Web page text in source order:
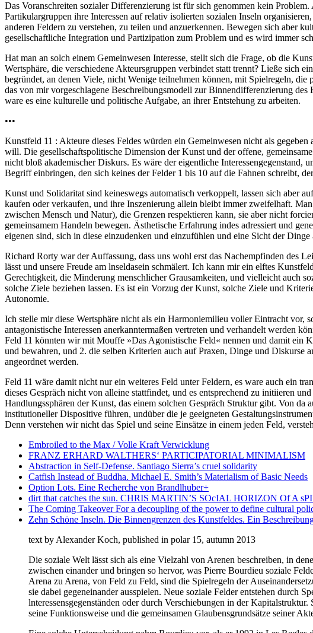
Das Voranschreiten sozialer Differenzierung ist für sich genommen kein
Partikulargruppen ihre Interessen auf relativ isolierten sozialen Inseln
anderen Feldern zu verstehen, zu teilen und anzuerkennen. Bewegen sich aber
gesellschaftliche Integration und Partizipation zum Problem und es wird immer
Hat man an solch einem Gemeinwesen Interesse, stellt sich die Frage, ob die
Wertsphäre, die verschiedene Akteursgruppen verbindet statt trennt? Ließe sich
begründet, an denen Viele, nicht Wenige teilnehmen können, mit Spielregeln,
das von mir vorgeschlagene Beschreibungsmodell zur Binnendifferenzierung
ware es eine kulturelle und politische Aufgabe, an ihrer Entstehung zu arbeiten.
•••
Kunstfeld 11 : Akteure dieses Feldes würden ein Gemeinwesen nicht als
will. Die gesellschaftspolitische Dimension der Kunst und der offene,
nicht bloß akademischer Diskurs. Es wäre der eigentliche
Begriff einbringen, den sich keines der Felder 1 bis 10 auf die Fahnen schreibt,
Kunst und Solidaritat sind keineswegs automatisch verkoppelt, lassen sich aber
kaufen oder verkaufen, und ihre Inszenierung allein bleibt immer zweifelhaft.
zwischen Mensch und Natur), die Grenzen respektieren kann, sie aber nicht
gemeinsamem Handeln bewegen. Ästhetische Erfahrung indes adressiert und
eigenen sind, sich in diese einzudenken und einzufühlen und eine Sicht der
Richard Rorty war der Auffassung, dass uns wohl erst das Nachempfinden des
lässt und unsere Freude am lnseldasein schmälert. Ich kann mir ein elftes
Gerechtigkeit, die Minderung menschlicher Grausamkeiten, und vielleicht auch
solche Ziele beziehen lassen. Es ist ein Vorzug der Kunst, solche Ziele und
Autonomie.
Ich stelle mir diese Wertsphäre nicht als ein Harmoniemilieu voller Eintracht vor,
antagonistische Interessen anerkanntermaßen vertreten und verhandelt werden
Feld 11 könnten wir mit Mouffe »Das Agonistische Feld« nennen und damit ein
und bewahren, und 2. die selben Kriterien auch auf Praxen, Dinge und Diskurse
angeordnet werden.
Feld 11 wäre damit nicht nur ein weiteres Feld unter Feldern, es ware auch ein
dieses Gespräch nicht von alleine stattfindet, und es entsprechend zu initiieren
Handlungssphären der Kunst, das einem solchen Gespräch Struktur gibt. Von
institutioneller Dispositive führen, undüber die je geeigneten
Denn verstehen wir nicht das Spiel und seine Einsätze in einem jeden Feld,
Embroiled to the Max / Volle Kraft Verwicklung
FRANZ ERHARD WALTHERS‘ PARTICIPATORIAL MINIMALISM
Abstraction in Self-Defense. Santiago Sierra’s cruel solidarity
Catfish Instead of Buddha. Michael E. Smith’s Materialism of Basic Needs
Option Lots. Eine Recherche von Brandlhuber+
dirt that catches the sun. CHRIS MARTIN’S SOcIAL HORIZON Of A
The Coming Takeover For a decoupling of the power to define cultural
Zehn Schöne Inseln. Die Binnengrenzen des Kunstfeldes. Ein
text by Alexander Koch, published in polar 15, autumn 2013
Die soziale Welt lässt sich als eine Vielzahl von Arenen beschreiben, in
zwischen einander und bringen so hervor, was Pierre Bourdieu soziale
Arena zu Arena, von Feld zu Feld, sind die Spielregeln der
sie dabei gegeneinander ausspielen. Neue soziale Felder entstehen durch
lnteressensgegenständen oder durch Verschiebungen in der
seine Funktionsweise und die gemeinsamen Glaubensgrundsätze seiner